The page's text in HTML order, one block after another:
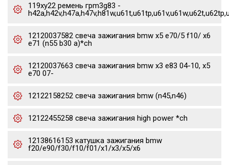
119xy22 ремень грm3g83 -
12120037582 свеча зажигания bmw x5 e70/5 f10/ x6
e71 (n55 b30 a)*ch
12120037663 свеча зажигания bmw x3 e83 04-10, x5
e70 07-
12122158252 свеча зажигания bmw (n45,n46)
12122455258 свеча зажигания high power *ch
12138616153 катушка зажигания bmw
f20/e90/f30/f10/f01/x1/x3/x5/x6